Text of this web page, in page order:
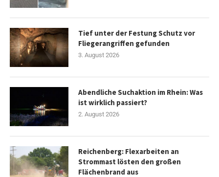
Tief unter der Festung Schutz vor
Fliegerangriffen gefunden
3. August 2026
Abendliche Suchaktion im Rhein: Was
ist wirklich passiert?
2. August 2026
Reichenberg: Flexarbeiten an
Strommast lösten den großen
Flächenbrand aus